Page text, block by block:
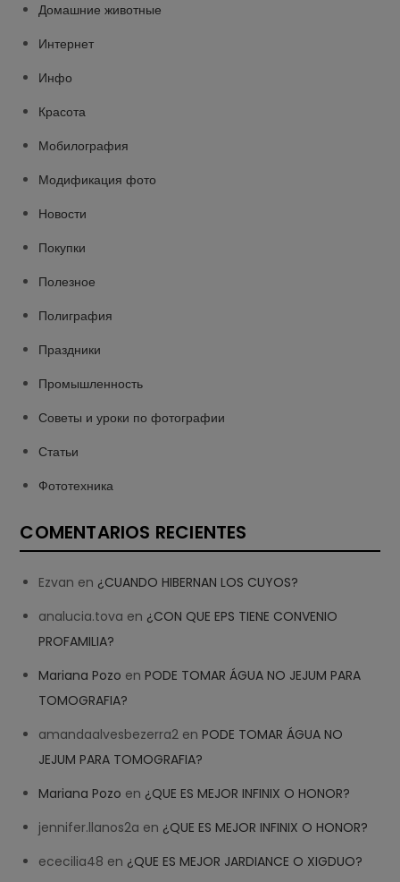
Домашние животные
Интернет
Инфо
Красота
Мобилография
Модификация фото
Новости
Покупки
Полезное
Полиграфия
Праздники
Промышленность
Советы и уроки по фотографии
Статьи
Фототехника
COMENTARIOS RECIENTES
Ezvan en ¿CUANDO HIBERNAN LOS CUYOS?
analucia.tova en ¿CON QUE EPS TIENE CONVENIO
PROFAMILIA?
Mariana Pozo enPODE TOMAR ÁGUA NO JEJUM PARA
TOMOGRAFIA?
amandaalvesbezerra2 enPODE TOMAR ÁGUA NO
JEJUM PARA TOMOGRAFIA?
Mariana Pozo en ¿QUE ES MEJOR INFINIX O HONOR?
jennifer.llanos2a en ¿QUE ES MEJOR INFINIX O HONOR?
ececilia48 en ¿QUE ES MEJOR JARDIANCE O XIGDUO?